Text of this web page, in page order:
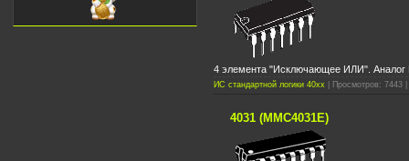
4 элемента "Исключающее ИЛИ". Аналог
ИС стандартной логики 40xx | Просмотров: 7443
4031 (MMC4031E)